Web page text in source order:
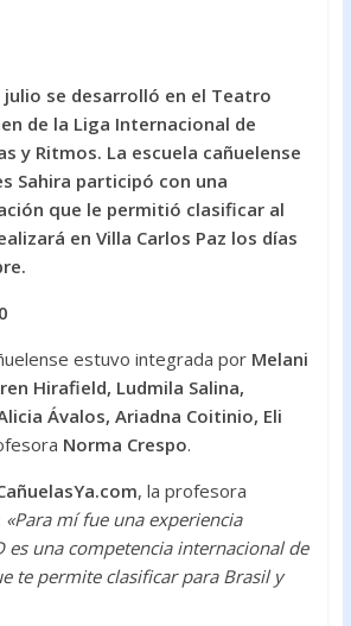
h
julio se desarrolló en el Teatro
de la Liga Internacional de
y Ritmos. La escuela cañuelense
Sahira participó con una
que le permitió clasificar al
en Villa Carlos Paz los días
estuvo integrada por Melani
Hirafield, Ludmila Salina,
Ávalos, Ariadna Coitinio, Eli
Norma Crespo.
, la profesora
«Para mí fue una experiencia
es una competencia internacional de
te permite clasificar para Brasil y